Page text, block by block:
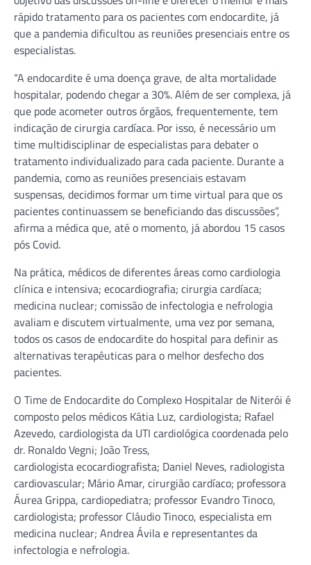
rápido tratamento para os pacientes com endocardite, já
que a pandemia dificultou as reuniões presenciais entre os
especialistas.
“A endocardite é uma doença grave, de alta mortalidade
hospitalar, podendo chegar a 30%. Além de ser complexa, já
que pode acometer outros órgãos, frequentemente, tem
indicação de cirurgia cardíaca. Por isso, é necessário um
time multidisciplinar de especialistas para debater o
tratamento individualizado para cada paciente. Durante a
pandemia, como as reuniões presenciais estavam
suspensas, decidimos formar um time virtual para que os
pacientes continuassem se beneficiando das discussões”,
afirma a médica que, até o momento, já abordou 15 casos
pós Covid.
Na prática, médicos de diferentes áreas como cardiologia
clínica e intensiva; ecocardiografia; cirurgia cardíaca;
medicina nuclear; comissão de infectologia e nefrologia
avaliam e discutem virtualmente, uma vez por semana,
todos os casos de endocardite do hospital para definir as
alternativas terapêuticas para o melhor desfecho dos
pacientes.
O Time de Endocardite do Complexo Hospitalar de Niterói é
composto pelos médicos Kátia Luz, cardiologista; Rafael
Azevedo, cardiologista da UTI cardiológica coordenada pelo
dr. Ronaldo Vegni; João Tress,
cardiologista ecocardiografista; Daniel Neves, radiologista
cardiovascular; Mário Amar, cirurgião cardíaco; professora
Áurea Grippa, cardiopediatra; professor Evandro Tinoco,
cardiologista; professor Cláudio Tinoco, especialista em
medicina nuclear; Andrea Ávila e representantes da
infectologia e nefrologia.